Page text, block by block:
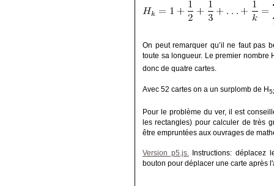
On peut remarquer qu’il ne faut pas
toute sa longueur. Le premier nombre
donc de quatre cartes.
Avec 52 cartes on a un surplomb de H
Pour le problème du ver, il est
les rectangles) pour calculer de très
être empruntées aux ouvrages de
Version p5.js.Instructions: déplacez
bouton pour déplacer une carte après